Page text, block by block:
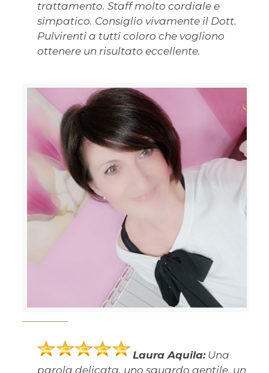
trattamento. Staff molto cordiale e
simpatico. Consiglio vivamente il Dott.
Pulvirenti a tutti coloro che vogliono
ottenere un risultato eccellente.
Laura Aquila: Una
parola delicata, uno sguardo gentile, un